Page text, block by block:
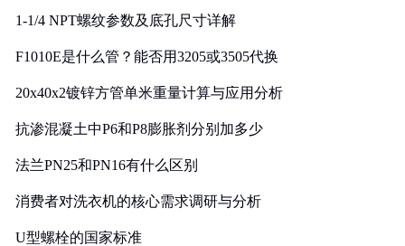
1-1/4 NPT螺纹参数及底孔尺寸详解
F1010E是什么管？能否用3205或3505代换
20x40x2镀锌方管单米重量计算与应用分析
抗渗混凝土中P6和P8膨胀剂分别加多少
法兰PN25和PN16有什么区别
消费者对洗衣机的核心需求调研与分析
U型螺栓的国家标准